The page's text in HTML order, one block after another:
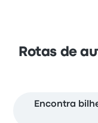
Rotas de
Encontra